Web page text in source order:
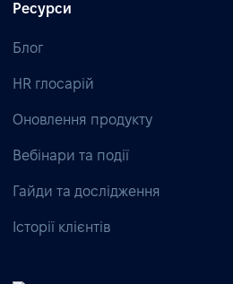
Ресурси
Блог
HR глосарій
Оновлення продукту
Вебінари та події
Гайди та дослідження
Історії клієнтів